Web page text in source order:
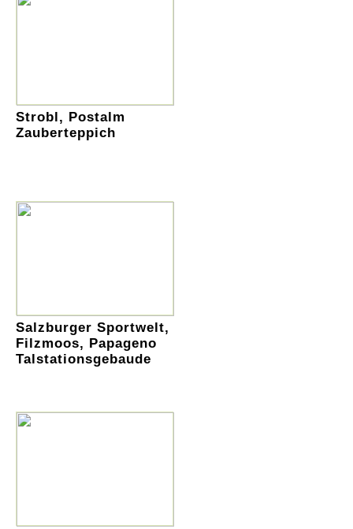
Strobl, Postalm
Zauberteppich
Salzburger Sportwelt,
Filzmoos, Papageno
Talstationsgebaude